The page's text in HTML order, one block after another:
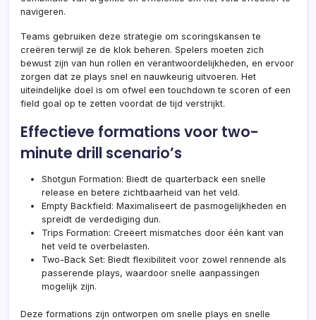
navigeren.
Teams gebruiken deze strategie om scoringskansen te
creëren terwijl ze de klok beheren. Spelers moeten zich
bewust zijn van hun rollen en verantwoordelijkheden, en ervoor
zorgen dat ze plays snel en nauwkeurig uitvoeren. Het
uiteindelijke doel is om ofwel een touchdown te scoren of een
field goal op te zetten voordat de tijd verstrijkt.
Effectieve formations voor two-
minute drill scenario’s
Shotgun Formation: Biedt de quarterback een snelle
release en betere zichtbaarheid van het veld.
Empty Backfield: Maximaliseert de pasmogelijkheden en
spreidt de verdediging dun.
Trips Formation: Creëert mismatches door één kant van
het veld te overbelasten.
Two-Back Set: Biedt flexibiliteit voor zowel rennende als
passerende plays, waardoor snelle aanpassingen
mogelijk zijn.
Deze formations zijn ontworpen om snelle plays en snelle